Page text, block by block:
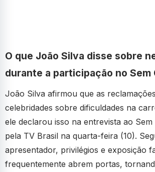
O que João Silva disse sobre
durante a participação no Sem
João Silva afirmou que as
celebridades sobre dificuldades na
ele declarou isso na entrevista ao Sem
pela TV Brasil na quarta-feira (10).
apresentador, privilégios e exposição
frequentemente abrem portas,